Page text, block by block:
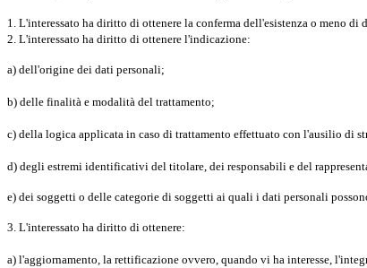
1. L'interessato ha diritto di ottenere la conferma dell'esistenza o meno
2. L'interessato ha diritto di ottenere l'indicazione:
a) dell'origine dei dati personali;
b) delle finalità e modalità del trattamento;
c) della logica applicata in caso di trattamento effettuato con l'ausilio di
d) degli estremi identificativi del titolare, dei responsabili e del
e) dei soggetti o delle categorie di soggetti ai quali i dati personali
3. L'interessato ha diritto di ottenere:
a) l'aggiornamento, la rettificazione ovvero, quando vi ha interesse,